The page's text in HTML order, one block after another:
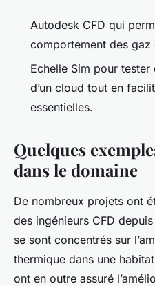
Autodesk CFD qui
comportement des gaz
Echelle Sim pour
d’un cloud tout en
essentielles.
Quelques
dans le domaine
De nombreux projets ont
des ingénieurs CFD
se sont concentrés sur
thermique dans une
ont en outre assuré